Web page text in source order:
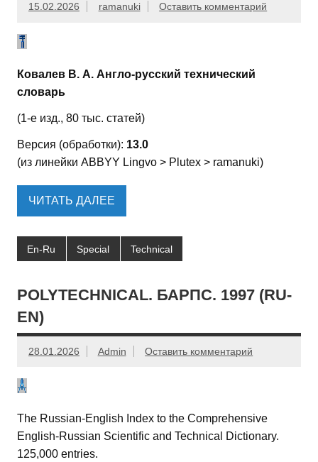
15.02.2026 ramanuki Оставить комментарий
Ковалев В. А. Англо-русский технический
словарь
(1-е изд., 80 тыс. статей)
Версия (обработки): 13.0
(из линейки ABBYY Lingvo > Plutex > ramanuki)
ЧИТАТЬ ДАЛЕЕ
En-Ru Special Technical
POLYTECHNICAL. БАРПС. 1997 (RU-
EN)
28.01.2026 Admin Оставить комментарий
The Russian-English Index to the Comprehensive
English-Russian Scientific and Technical Dictionary.
125,000 entries.